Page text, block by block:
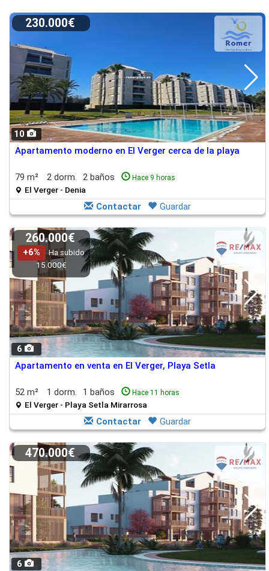
10
230.000€
Apartamento moderno en El Verger cerca de la playa
79 m² 2 dorm. 2 baños Hace 9 horas
El Verger - Denia
Contactar Guardar
6
260.000€
+6%
Ha subido
15.000€
Apartamento en venta en El Verger, Playa Setla
52 m² 1 dorm. 1 baños Hace 11 horas
El Verger - Playa Setla Mirarrosa
Contactar Guardar
6
470.000€